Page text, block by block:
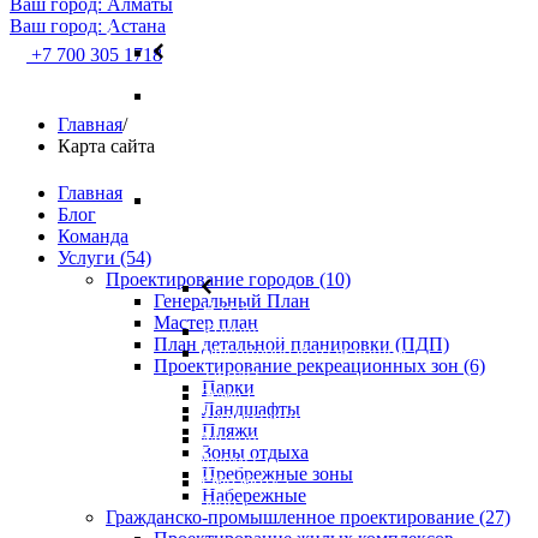
Назад
Коровники
Мясоперерабатывающие
заводы
Элеваторы
Зернохранилище
Молочные
фермы
Обработка
зерна
Ваш город: Алматы
Ваш город: Астана
+7 700 305 1718
Главная/
Карта сайта
Главная
Блог
Команда
Услуги (54)
Проектирование городов (10)
Генеральный План
Мастер план
План детальной планировки (ПДП)
Проектирование рекреационных зон (6)
Парки
Ландшафты
Пляжи
Зоны отдыха
Пребрежные зоны
Набережные
Гражданско-промышленное проектирование (27)